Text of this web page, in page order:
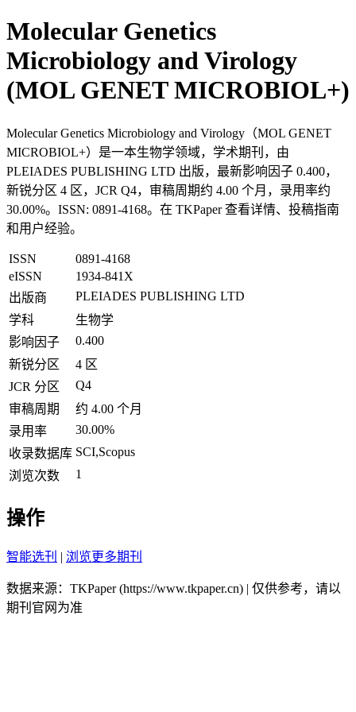
Molecular Genetics
Microbiology and Virology
(MOL GENET MICROBIOL+)
Molecular Genetics Microbiology and Virology（MOL GENET
MICROBIOL+）是一本生物学领域，学术期刊，由
PLEIADES PUBLISHING LTD 出版，最新影响因子 0.400，
新锐分区 4 区，JCR Q4，审稿周期约 4.00 个月，录用率约
30.00%。ISSN: 0891-4168。在 TKPaper 查看详情、投稿指南
和用户经验。
ISSN
0891-4168
eISSN
1934-841X
出版商
PLEIADES PUBLISHING LTD
学科
生物学
影响因子
0.400
新锐分区
4 区
JCR 分区
Q4
审稿周期
约 4.00 个月
录用率
30.00%
收录数据库 SCI,Scopus
浏览次数
1
操作
智能选刊 | 浏览更多期刊
数据来源：TKPaper (https://www.tkpaper.cn) | 仅供参考，请以
期刊官网为准